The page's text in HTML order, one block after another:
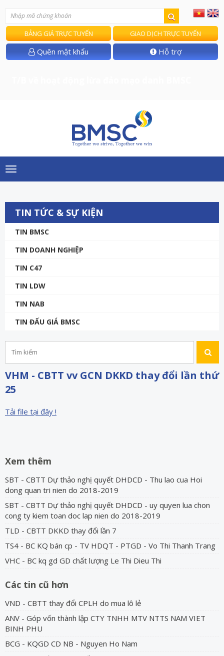
BẢNG GIÁ TRỰC TUYẾN GIAO DỊCH TRỰC TUYẾN
Quên mật khẩu Hỗ trợ
Toggle
navigation
TIN TỨC & SỰ KIỆN
TIN BMSC
TIN DOANH NGHIỆP
TIN C47
TIN LDW
TIN NAB
TIN ĐẤU GIÁ BMSC
VHM - CBTT vv GCN DKKD thay đổi lần thứ
25
Tải file tại đây !
Xem thêm
SBT - CBTT Dự thảo nghị quyết DHDCD - Thu lao cua Hoi
dong quan tri nien do 2018-2019
SBT - CBTT Dự thảo nghị quyết DHDCD - uy quyen lua chon
cong ty kiem toan doc lap nien do 2018-2019
TLD - CBTT DKKD thay đổi lần 7
TS4 - BC KQ bán cp - TV HDQT - PTGD - Vo Thi Thanh Trang
VHC - BC kq gd GD chất lượng Le Thi Dieu Thi
Các tin cũ hơn
VND - CBTT thay đổi CPLH do mua lô lẻ
ANV - Góp vốn thành lập CTY TNHH MTV NTTS NAM VIET
BINH PHU
BCG - KQGD CD NB - Nguyen Ho Nam